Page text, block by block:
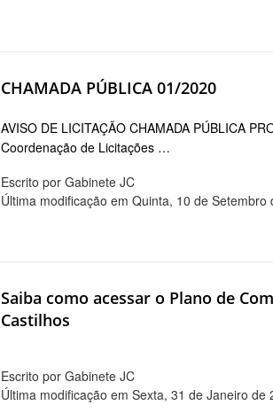
CHAMADA PÚBLICA 01/2020
AVISO DE LICITAÇÃO CHAMADA PÚBLICA
Coordenação de Licitações …
Escrito por Gabinete JC
Última modificação em Quinta, 10 de Setembro
Saiba como acessar o Plano de
Castilhos
Escrito por Gabinete JC
Última modificação em Sexta, 31 de Janeiro de